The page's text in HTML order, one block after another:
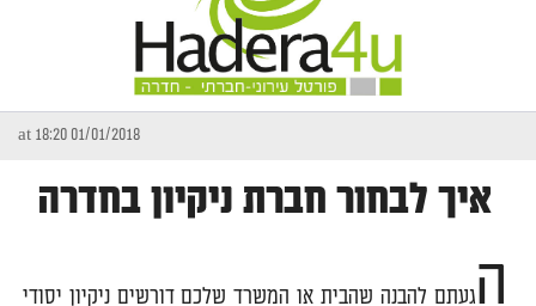
01/01/2018 at 18:20
איך לבחור חברת ניקיון בחדרה
הגעתם להבנה שהבית או המשרד שלכם דורשים ניקיון יסודי